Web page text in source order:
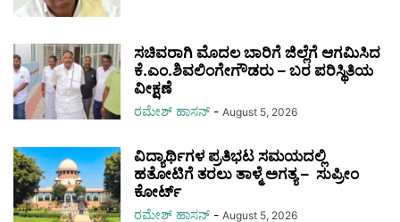
ಸಚಿವರಾಗಿ ಮೊದಲ ಬಾರಿಗೆ ಜಿಲ್ಲೆಗೆ ಆಗಮಿಸಿದ
ಕೆ.ಎಂ.ಶಿವಲಿಂಗೇಗೌಡರು – ಬರ ಪರಿಸ್ಥಿತಿಯ
ವೀಕ್ಷಣೆ
ರಮೇಶ್‌ ಹಾಸನ್‌ - August 5, 2026
ವಿದ್ಯಾರ್ಥಿಗಳ ಪ್ರತಿಭಟ ಸಮಯದಲ್ಲಿ
ಹತೋಟಿಗೆ ತರಲು ತಾಳ್ಮೆ ಅಗತ್ಯ – ಸುಪ್ರೀಂ
ಕೋರ್ಟ್
ರಮೇಶ್‌ ಹಾಸನ್‌ - August 5, 2026